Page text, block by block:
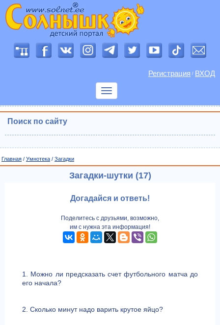
Регистрация / ВХОД
Показать
Поиск по сайту
Главная / Умнотека / Загадки
Загадки-шутки (17)
Догадайся и ответь!
Поделитесь с друзьями, возможно,
им с нужна эта информация!
1. Можно ли предсказать счет футбольного матча до
его начала?
2. Сколько минут надо варить крутое яйцо?